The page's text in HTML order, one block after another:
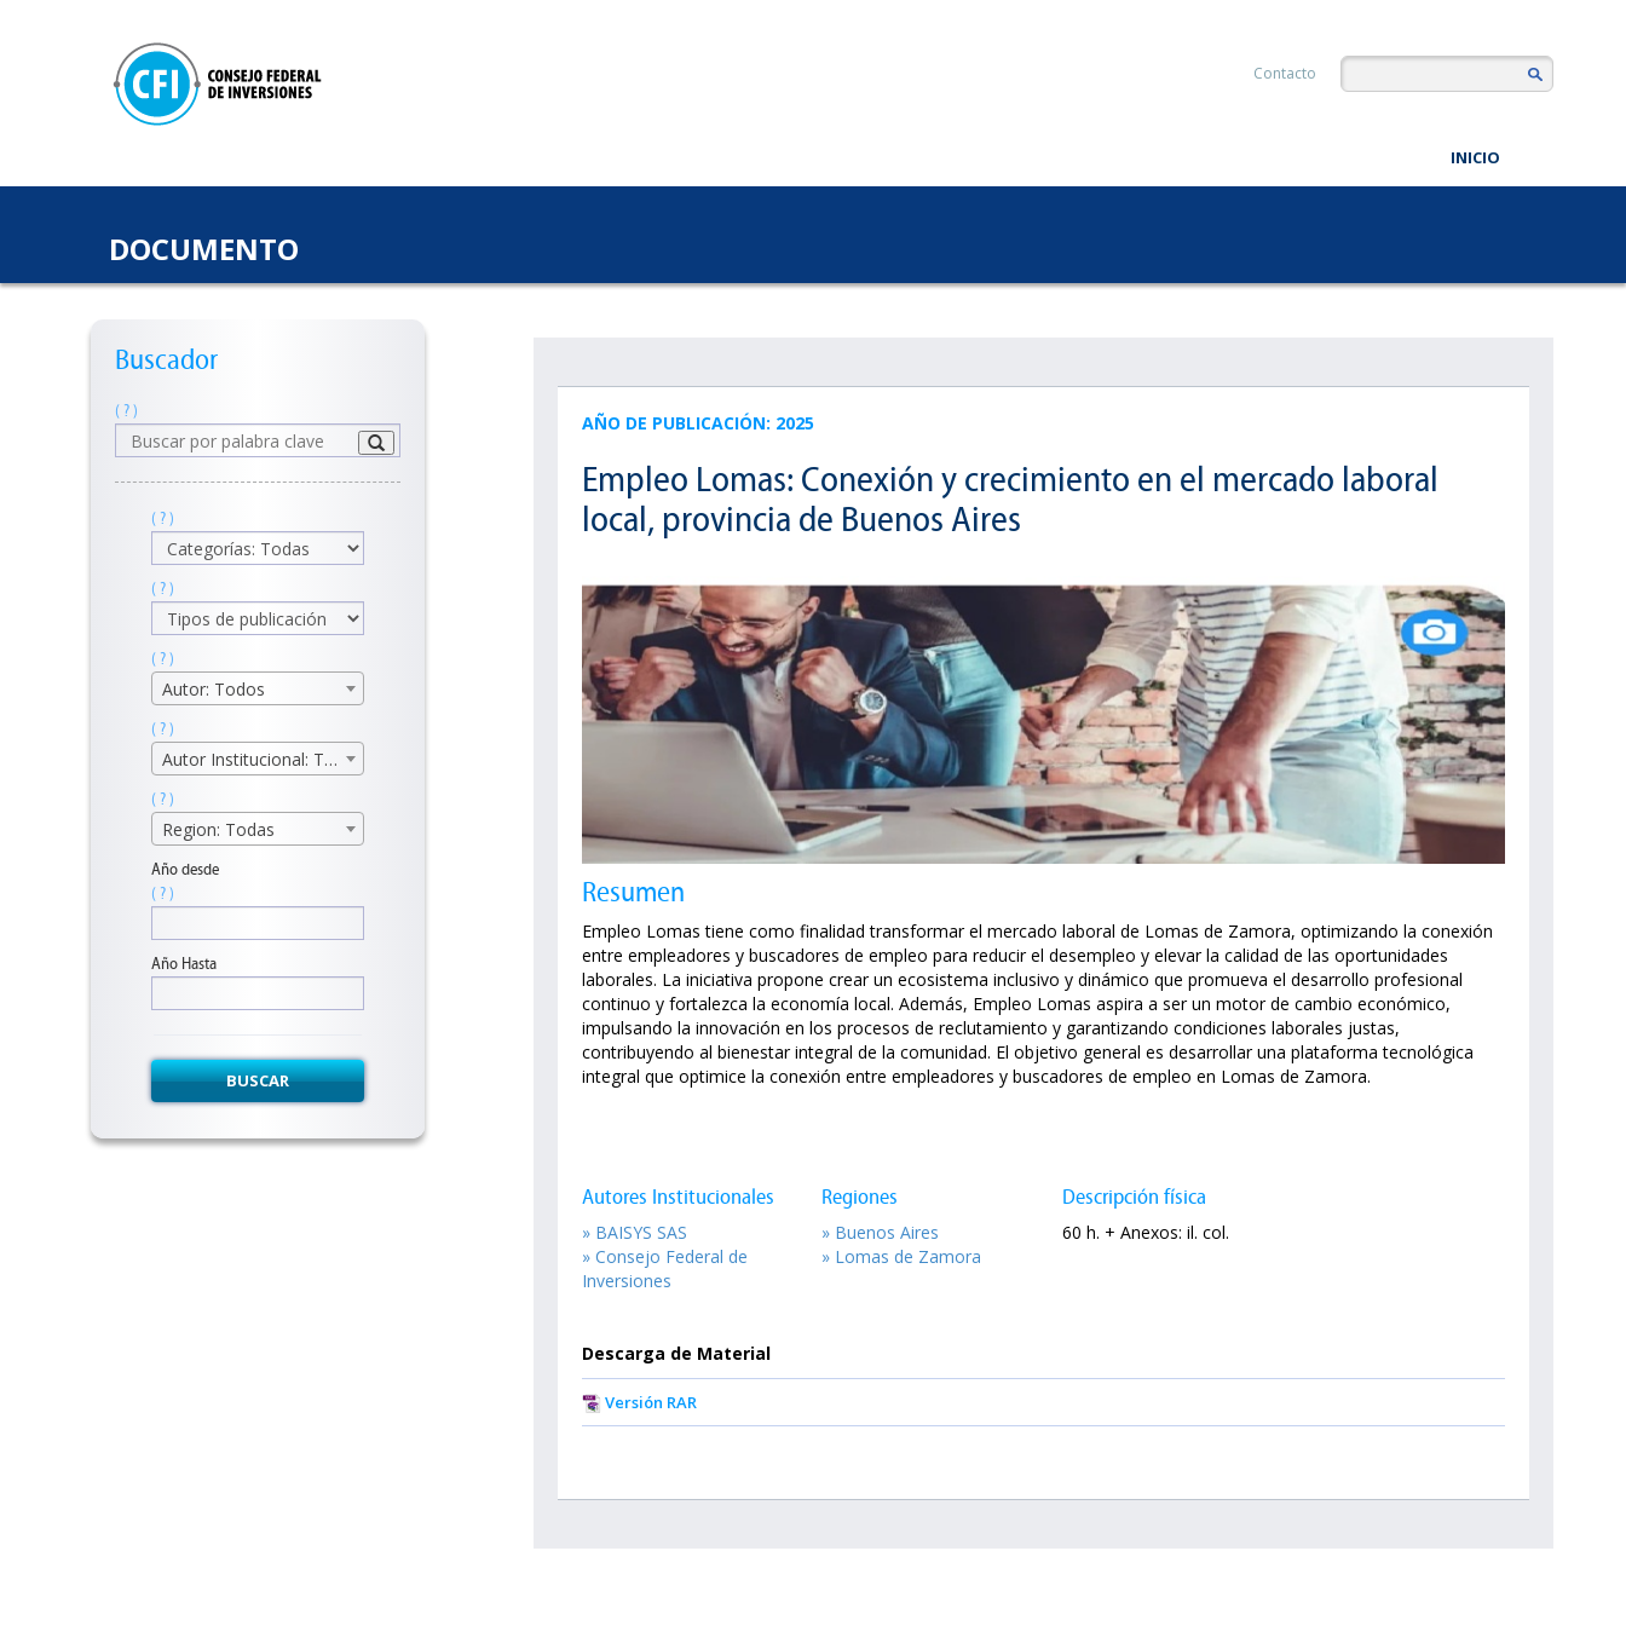
Contacto
INICIO
DOCUMENTO
Buscador
( ? )
( ? )
( ? )
( ? )
Autor: Todos
( ? )
Autor Institucional: Todos
( ? )
Region: Todas
Año desde
( ? )
Año Hasta
BUSCAR
AÑO DE PUBLICACIÓN: 2025
Empleo Lomas: Conexión y crecimiento en el mercado laboral
local, provincia de Buenos Aires
Resumen
Empleo Lomas tiene como finalidad transformar el mercado laboral de Lomas de Zamora, optimizando la conexión
entre empleadores y buscadores de empleo para reducir el desempleo y elevar la calidad de las oportunidades
laborales. La iniciativa propone crear un ecosistema inclusivo y dinámico que promueva el desarrollo profesional
continuo y fortalezca la economía local. Además, Empleo Lomas aspira a ser un motor de cambio económico,
impulsando la innovación en los procesos de reclutamiento y garantizando condiciones laborales justas,
contribuyendo al bienestar integral de la comunidad. El objetivo general es desarrollar una plataforma tecnológica
integral que optimice la conexión entre empleadores y buscadores de empleo en Lomas de Zamora.
Autores Institucionales
» BAISYS SAS
» Consejo Federal de
Inversiones
Regiones
» Buenos Aires
» Lomas de Zamora
Descripción física
60 h. + Anexos: il. col.
Descarga de Material
Versión RAR